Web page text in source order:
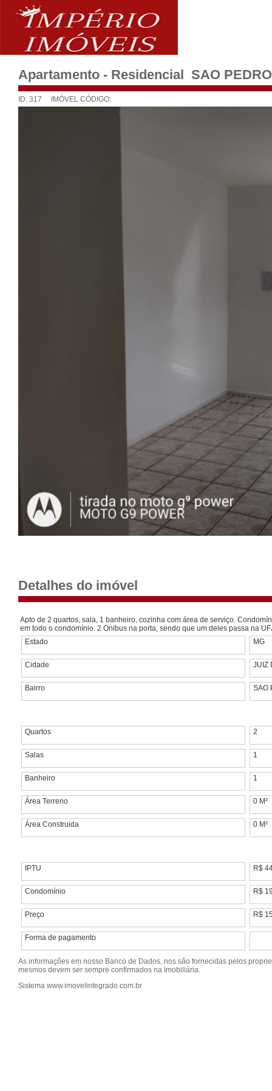
Apartamento - Residencial SAO PEDRO
ID: 317 IMÓVEL CÓDIGO:
Detalhes do imóvel
Apto de 2 quartos, sala, 1 banheiro, cozinha com área de serviço.
em todo o condomínio. 2 Onibus na porta, sendo que um deles passa na
Estado
MG
Cidade JUIZ
Bairro SAO
Quartos 2
Salas 1
Banheiro 1
Área Terreno 0 M²
Área Construida 0 M²
IPTU R$
Condomínio R$
Preço R$
Forma de pagamento
As informações em nosso Banco de Dados, nos são fornecidas pelos
mesmos devem ser sempre confirmados na Imobiliária.
Sistema www.imovelintegrado.com.br